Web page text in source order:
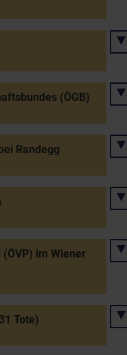
(ÖGB)
Randegg
im Wiener
Tote)